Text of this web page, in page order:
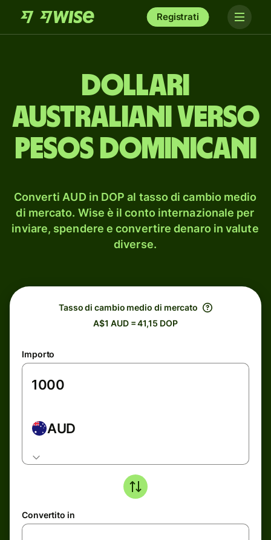
Registrati
dollari
australiani verso
pesos dominicani
Converti AUD in DOP al tasso di cambio medio
di mercato. Wise è il conto internazionale per
inviare, spendere e convertire denaro in valute
diverse.
Tasso di cambio medio di mercato
A$1 AUD = 41,15 DOP
Importo
AUD
Convertito in